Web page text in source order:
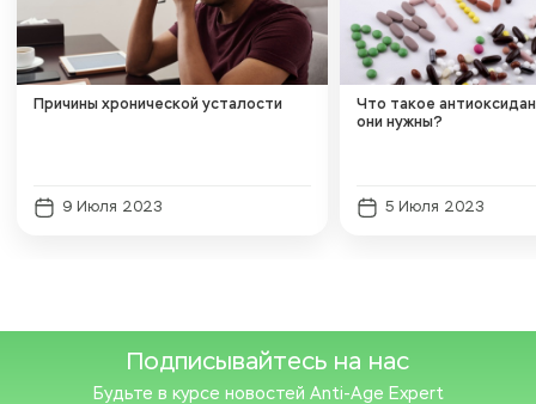
Причины хронической усталости
9 Июля 2023
Что такое
они нужны?
5 Июля 2023
Подписывайтесь на нас
Будьте в курсе новостей Anti-Age Expert